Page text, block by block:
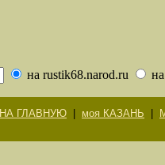
на rustik68.narod.ru
НА ГЛАВНУЮ моя КАЗАНЬ